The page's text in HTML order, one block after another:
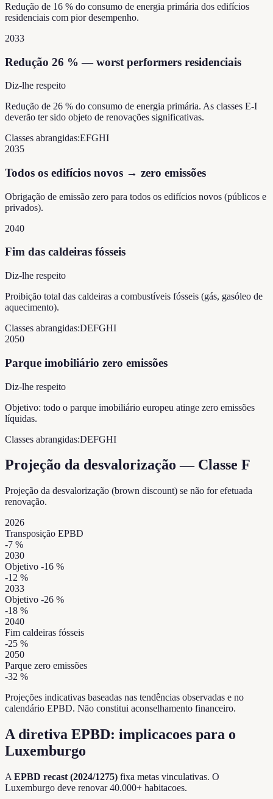
Redução de 16 % do consumo de energia primária dos edifícios
residenciais com pior desempenho.
2033
Redução 26 % — worst performers residenciais
Diz-lhe respeito
Redução de 26 % do consumo de energia primária. As classes E-I
deverão ter sido objeto de renovações significativas.
Classes abrangidas:EFGHI
2035
Todos os edifícios novos → zero emissões
Obrigação de emissão zero para todos os edifícios novos (públicos e
privados).
2040
Fim das caldeiras fósseis
Diz-lhe respeito
Proibição total das caldeiras a combustíveis fósseis (gás, gasóleo de
aquecimento).
Classes abrangidas:DEFGHI
2050
Parque imobiliário zero emissões
Diz-lhe respeito
Objetivo: todo o parque imobiliário europeu atinge zero emissões
líquidas.
Classes abrangidas:DEFGHI
Projeção da desvalorização — Classe F
Projeção da desvalorização (brown discount) se não for efetuada
renovação.
2026
Transposição EPBD
-7 %
2030
Objetivo -16 %
-12 %
2033
Objetivo -26 %
-18 %
2040
Fim caldeiras fósseis
-25 %
2050
Parque zero emissões
-32 %
Projeções indicativas baseadas nas tendências observadas e no
calendário EPBD. Não constitui aconselhamento financeiro.
A diretiva EPBD: implicacoes para o
Luxemburgo
A EPBD recast (2024/1275) fixa metas vinculativas. O
Luxemburgo deve renovar 40.000+ habitacoes.